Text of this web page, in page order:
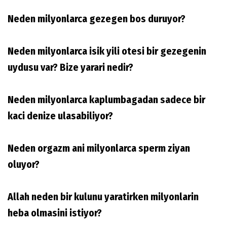
Neden milyonlarca gezegen bos duruyor?
Neden milyonlarca isik yili otesi bir gezegenin
uydusu var? Bize yarari nedir?
Neden milyonlarca kaplumbagadan sadece bir
kaci denize ulasabiliyor?
Neden orgazm ani milyonlarca sperm ziyan
oluyor?
Allah neden bir kulunu yaratirken milyonlarin
heba olmasini istiyor?